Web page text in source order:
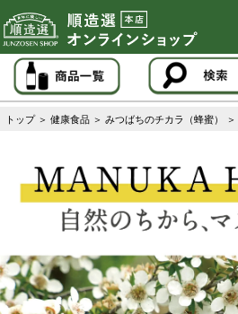
トップ ＞ 健康食品 ＞ みつばちのチカラ（蜂蜜） ＞